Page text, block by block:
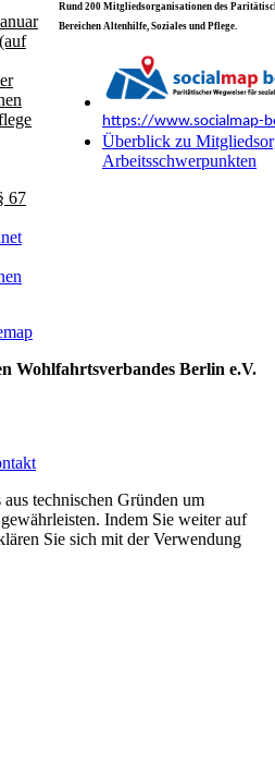
67
Rund 200 Mitgliedsorganisationen des
Bereichen Altenhilfe, Soziales und Pflege.
https://www.socialmap-
Überblick zu
Arbeitsschwerpunkten
Wohlfahrtsverbandes Berlin e.V.
technischen Gründen um
Indem Sie weiter auf
Sie sich mit der Verwendung